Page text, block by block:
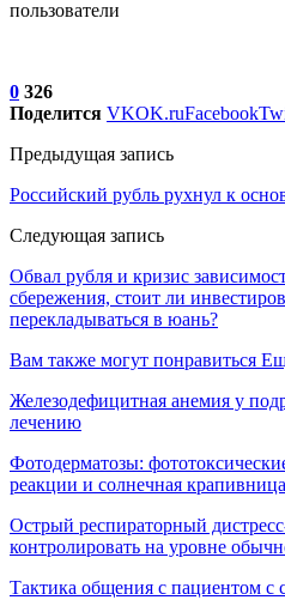
пользователи
0 326
Поделится VKOK.ruFacebook
Предыдущая запись
Российский рубль рухнул к
Следующая запись
Обвал рубля и кризис
сбережения, стоит ли
перекладываться в юань?
Вам также могут понравиться
Железодефицитная анемия у
лечению
Фотодерматозы:
реакции и солнечная крапивница
Острый респираторный
контролировать на уровне
Тактика общения с пациентом с